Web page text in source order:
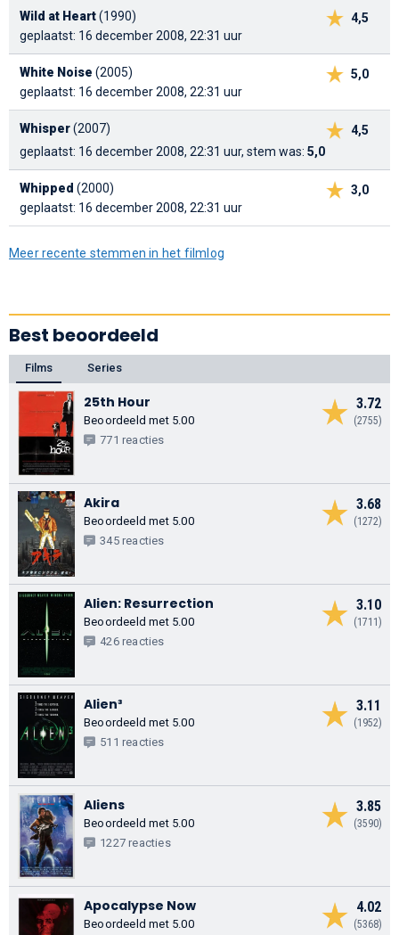
4,5
Wild at Heart(1990)
geplaatst: 16 december 2008, 22:31 uur
5,0
White Noise (2005)
geplaatst: 16 december 2008, 22:31 uur
4,5
Whisper(2007)
geplaatst: 16 december 2008, 22:31 uur, stem was: 5,0
3,0
Whipped (2000)
geplaatst: 16 december 2008, 22:31 uur
Meer recente stemmen in het filmlog
Best beoordeeld
Films Series
3.72
(2755)
25th Hour
Beoordeeld met 5.00
771 reacties
3.68
(1272)
Akira
Beoordeeld met 5.00
345 reacties
3.10
(1711)
Alien: Resurrection
Beoordeeld met 5.00
426 reacties
3.11
(1952)
Alien³
Beoordeeld met 5.00
511 reacties
3.85
(3590)
Aliens
Beoordeeld met 5.00
1227 reacties
4.02
(5368)
Apocalypse Now
Beoordeeld met 5.00